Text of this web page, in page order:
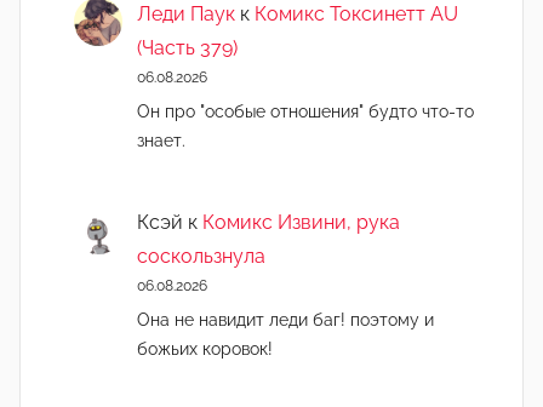
Леди Паук к Комикс Токсинетт AU
(Часть 379)
06.08.2026
Он про "особые отношения" будто что-то
знает.
Ксэй к Комикс Извини, рука
соскользнула
06.08.2026
Она не навидит леди баг! поэтому и
божьих коровок!